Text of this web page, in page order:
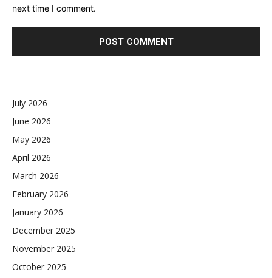
next time I comment.
July 2026
June 2026
May 2026
April 2026
March 2026
February 2026
January 2026
December 2025
November 2025
October 2025